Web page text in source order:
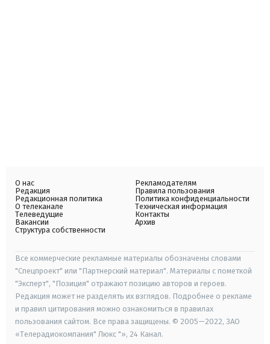
О нас
Редакция
Редакционная политика
О телеканале
Телеведущие
Вакансии
Структура собственности
Рекламодателям
Правила пользования
Политика конфиденциальности
Техническая информация
Контакты
Архив
Все коммерческие рекламные материалы обозначены словами
"Спецпроект" или "Партнерский материал". Материалы с пометкой
"Эксперт", "Позиция" отражают позицию авторов и героев.
Редакция может не разделять их взглядов. Подробнее о рекламе
и правил цитирования можно ознакомиться в правилах
пользования сайтом. Все права защищены. © 2005—2022, ЗАО
«Телерадиокомпания" Люкс "», 24 Канал.